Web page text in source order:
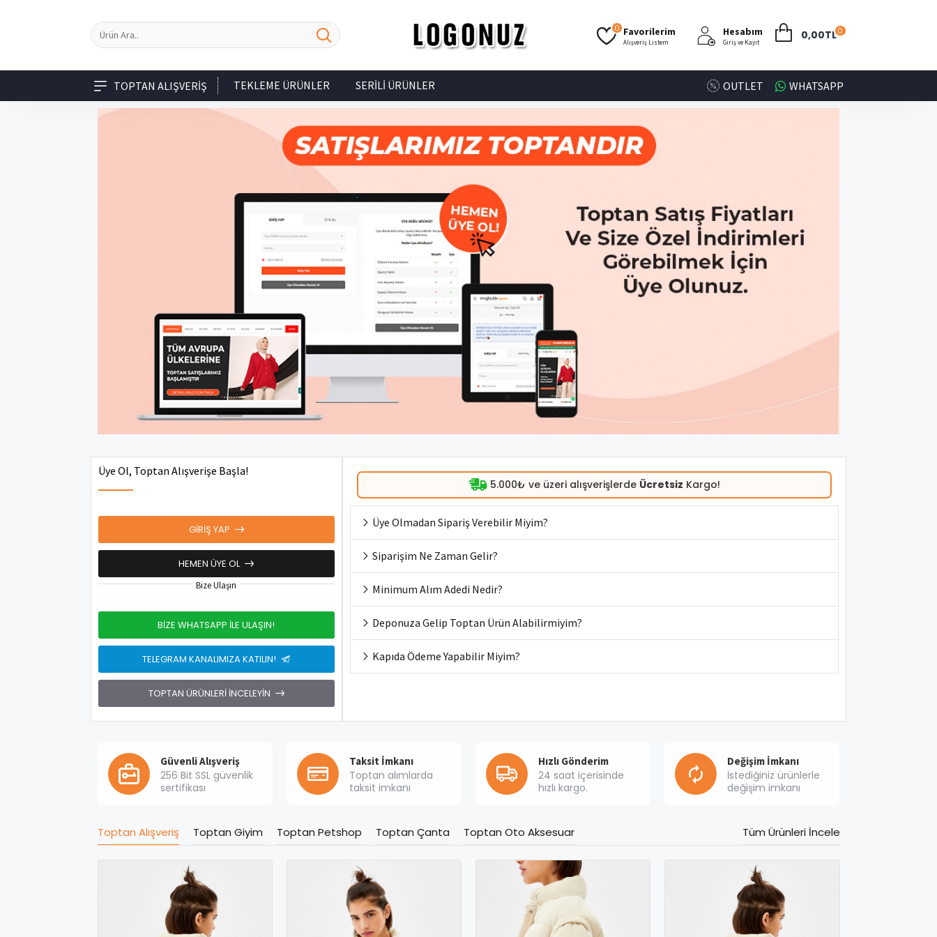
Favorilerim
Alışveriş Listem
0 Hesabım
Giriş ve Kayıt
0,00TL0
TOPTAN ALIŞVERIŞ TEKLEME ÜRÜNLER SERILI ÜRÜNLER OUTLET WHATSAPP
Üye Ol, Toptan Alışverişe Başla!
GIRIŞ YAP
HEMEN ÜYE OL
Bize Ulaşın
BIZE WHATSAPP İLE ULAŞIN!
TELEGRAM KANALIMIZA KATILIN!
TOPTAN ÜRÜNLERI İNCELEYIN
5.000₺ ve üzeri alışverişlerde Ücretsiz Kargo!
Üye Olmadan Sipariş Verebilir Miyim?
Siparişim Ne Zaman Gelir?
Minimum Alım Adedi Nedir?
Deponuza Gelip Toptan Ürün Alabilirmiyim?
Kapıda Ödeme Yapabilir Miyim?
Güvenli Alışveriş
256 Bit SSL güvenlik
sertifikası
Taksit İmkanı
Toptan alımlarda
taksit imkanı
Hızlı Gönderim
24 saat içerisinde
hızlı kargo.
Değişim İmkanı
İstediğiniz ürünlerle
değişim imkanı
Toptan Alışveriş Toptan Giyim Toptan Petshop Toptan Çanta Toptan Oto Aksesuar Tüm Ürünleri İncele